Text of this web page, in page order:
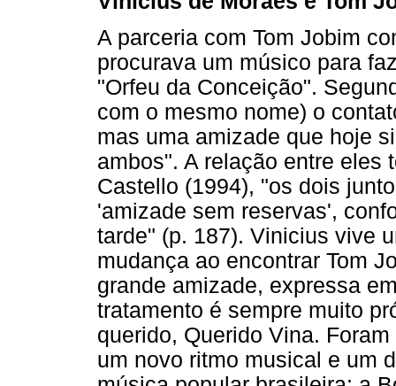
A parceria com Tom Jobim
procurava um músico para
"Orfeu da Conceição".
com o mesmo nome) o
mas uma amizade que hoje
ambos". A relação entre eles
Castello (1994), "os dois
'amizade sem reservas',
tarde" (p. 187). Vinicius vive
mudança ao encontrar Tom
grande amizade, expressa
tratamento é sempre muito
querido, Querido Vina.
um novo ritmo musical e um